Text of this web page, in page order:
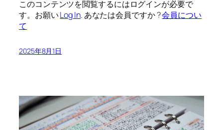
このコンテンツを閲覧するにはログインが必要で
す。お願いLog In. あなたは会員ですか ?会員につい
て
2025年8月1日